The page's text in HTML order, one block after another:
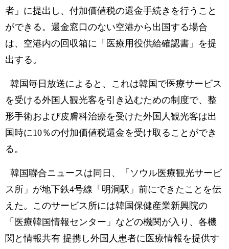
者」に提出し、付加価値税の還金手続きを行うこと
ができる。還金窓口のない空港から出国する場合
は、空港内の回収箱に「医療用役供給確認書」を提
出する。
韓国毎日放送によると、これは韓国で医療サービス
を受ける外国人観光客を引き込むための制度で、整
形手術および皮膚科治療を受けた外国人観光客は出
国時に10％の付加価値税還金を受け取ることができ
る。
韓国聯合ニュースは同日、「ソウル医療観光サービ
ス所」が地下鉄4号線「明洞駅」前にできたことを伝
えた。このサービス所には韓国保健産業新興院の
「医療韓国情報センター」などの機関が入り、各機
関と情報共有 提携し外国人患者に医療情報を提供す